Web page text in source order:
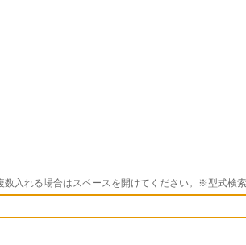
入れる場合はスペースを開けてください。※型式検